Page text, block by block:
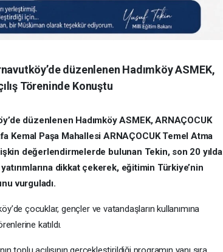
düzenlenen Hadımköy ASMEK,
Töreninde Konuştu
düzenlenen Hadımköy ASMEK, ARNAÇOCUK
Kemal Paşa Mahallesi ARNAÇOCUK Temel Atma
değerlendirmelerde bulunan Tekin, son 20 yılda
dikkat çekerek, eğitimin Türkiye’nin
vurguladı.
çocuklar, gençler ve vatandaşların kullanımına
katıldı.